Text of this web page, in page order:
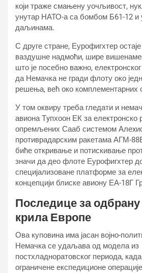
који траже смањену уочљивост,
унутар НАТО-а са бомбом Б61-12 и
даљинама.
С друге стране, Еурофигхтер
ваздушне надмоћи, шире
што је посебно важно,
да Немачка не гради флоту око
решења, већ око комплементарних
У том оквиру треба гледати и
авиона Тyпхоон ЕК за електронско
опремљених Сааб системом
противрадарским ракетама АГМ-
биће откривање и потискивање
значи да део флоте Еурофигхтер
специјализоване платформе за
концепцији блиске авиону ЕА-18Г
Последице за одбрану
крила Европе
Ова куповина има јасан војно-
Немачка се удаљава од модела из
постхладноратовског периода,
ограничене експедиционе